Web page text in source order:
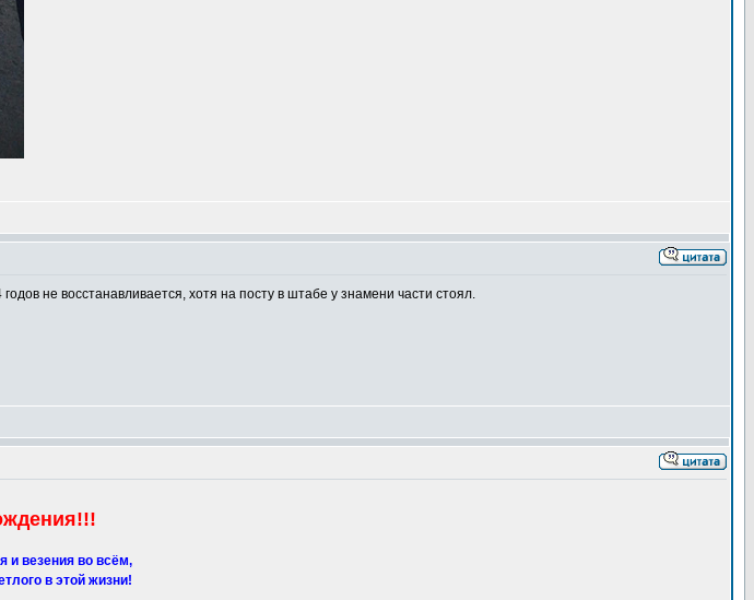
не восстанавливается, хотя на посту в штабе у знамени части стоял.
и везения во всём,
в этой жизни!